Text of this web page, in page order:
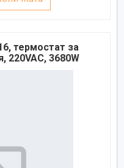
термостат за
220VAC, 3680W